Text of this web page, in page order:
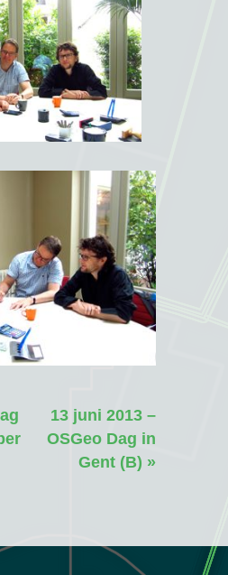
13 juni 2013 –
OSGeo Dag in
Gent (B) »